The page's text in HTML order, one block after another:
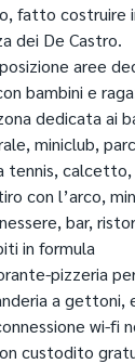
fatto costruire
dei De Castro.
aree
bambini e
dedicata ai
miniclub,
tennis, calcetto,
con l’arco,
bar,
in formula
pizzeria
a gettoni,
wi-fi
custodito